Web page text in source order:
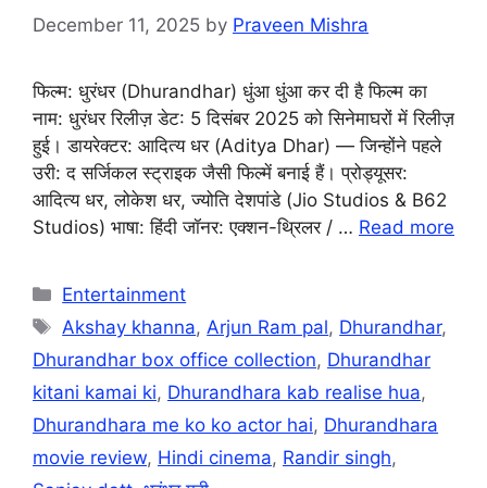
December 11, 2025 by Praveen Mishra
फिल्म: धुरंधर (Dhurandhar) धुंआ धुंआ कर दी है फिल्म का
नाम: धुरंधर रिलीज़ डेट: 5 दिसंबर 2025 को सिनेमाघरों में रिलीज़
हुई। डायरेक्टर: आदित्य धर (Aditya Dhar) — जिन्होंने पहले
उरी: द सर्जिकल स्ट्राइक जैसी फिल्में बनाई हैं। प्रोड्यूसर:
आदित्य धर, लोकेश धर, ज्योति देशपांडे (Jio Studios & B62
Studios) भाषा: हिंदी जॉनर: एक्शन-थ्रिलर / … Read more
Categories
Entertainment
Tags
Akshay khanna, Arjun Ram pal, Dhurandhar,
Dhurandhar box office collection, Dhurandhar
kitani kamai ki, Dhurandhara kab realise hua,
Dhurandhara me ko ko actor hai, Dhurandhara
movie review, Hindi cinema, Randir singh,